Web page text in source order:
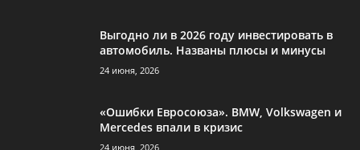
Выгодно ли в 2026 году инвестировать в
автомобиль. Названы плюсы и минусы
24 июня, 2026
«Ошибки Евросоюза». BMW, Volkswagen и
Mercedes впали в кризис
24 июня, 2026